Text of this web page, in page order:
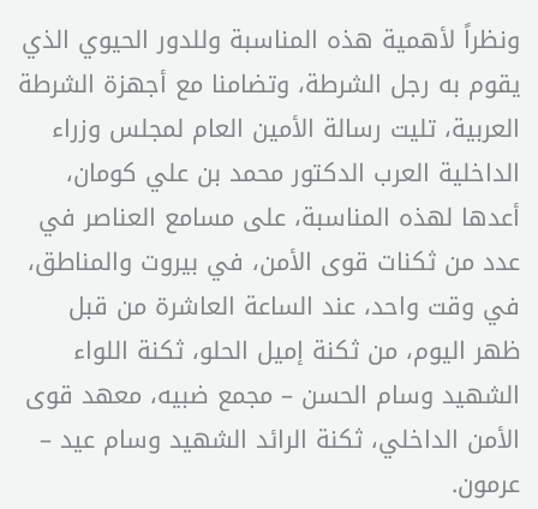
ونظراً لأهمية هذه المناسبة وللدور الحيوي الذي
يقوم به رجل الشرطة، وتضامنا مع أجهزة الشرطة
العربية، تليت رسالة الأمين العام لمجلس وزراء
الداخلية العرب الدكتور محمد بن علي كومان،
أعدها لهذه المناسبة، على مسامع العناصر في
عدد من ثكنات قوى الأمن، في بيروت والمناطق،
في وقت واحد، عند الساعة العاشرة من قبل
ظهر اليوم، من ثكنة إميل الحلو، ثكنة اللواء
الشهيد وسام الحسن – مجمع ضبيه، معهد قوى
الأمن الداخلي، ثكنة الرائد الشهيد وسام عيد –
عرمون.